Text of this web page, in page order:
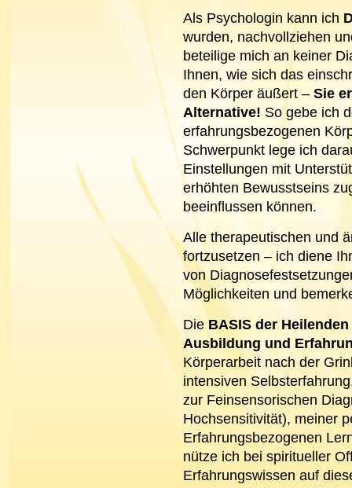
Als Psychologin kann ich
wurden, nachvollziehen
beteilige mich an keiner
Ihnen, wie sich das
den Körper äußert – Sie
Alternative! So gebe ich
erfahrungsbezogenen
Schwerpunkt lege ich
Einstellungen mit
erhöhten Bewusstseins
beeinflussen können.
Alle therapeutischen und
fortzusetzen – ich diene
von
Möglichkeiten und
Die BASIS der
Ausbildung und
Körperarbeit nach der
intensiven
zur Feinsensorischen
Hochsensitivität), meiner
Erfahrungsbezogenen
nütze ich bei spiritueller
Erfahrungswissen auf